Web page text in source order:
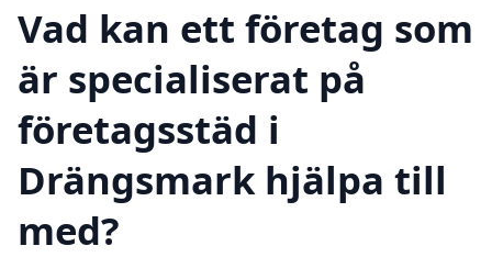
Vad kan ett företag som
är specialiserat på
företagsstäd i
Drängsmark hjälpa till
med?